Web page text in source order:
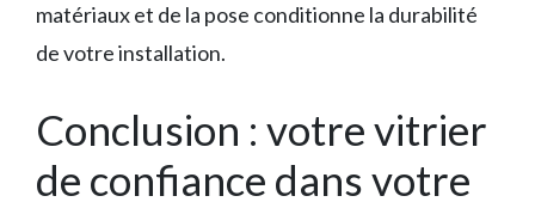
matériaux et de la pose conditionne la durabilité
de votre installation.
Conclusion : votre vitrier
de confiance dans votre